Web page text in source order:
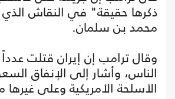
ذكرها حقيقة" في النقاش الذي
محمد بن سلمان.
وقال ترامب إن إيران قتلت
الناس، وأشار إلى الإنفاق
الأسلحة الأمريكية وعلى غيرها